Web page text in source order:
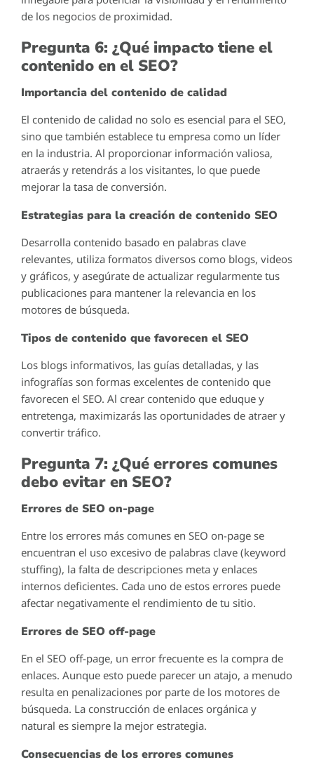
de los negocios de proximidad.
Pregunta 6: ¿Qué impacto tiene el
contenido en el SEO?
Importancia del contenido de calidad
El contenido de calidad no solo es esencial para el SEO,
sino que también establece tu empresa como un líder
en la industria. Al proporcionar información valiosa,
atraerás y retendrás a los visitantes, lo que puede
mejorar la tasa de conversión.
Estrategias para la creación de contenido SEO
Desarrolla contenido basado en palabras clave
relevantes, utiliza formatos diversos como blogs, videos
y gráficos, y asegúrate de actualizar regularmente tus
publicaciones para mantener la relevancia en los
motores de búsqueda.
Tipos de contenido que favorecen el SEO
Los blogs informativos, las guías detalladas, y las
infografías son formas excelentes de contenido que
favorecen el SEO. Al crear contenido que eduque y
entretenga, maximizarás las oportunidades de atraer y
convertir tráfico.
Pregunta 7: ¿Qué errores comunes
debo evitar en SEO?
Errores de SEO on-page
Entre los errores más comunes en SEO on-page se
encuentran el uso excesivo de palabras clave (keyword
stuffing), la falta de descripciones meta y enlaces
internos deficientes. Cada uno de estos errores puede
afectar negativamente el rendimiento de tu sitio.
Errores de SEO off-page
En el SEO off-page, un error frecuente es la compra de
enlaces. Aunque esto puede parecer un atajo, a menudo
resulta en penalizaciones por parte de los motores de
búsqueda. La construcción de enlaces orgánica y
natural es siempre la mejor estrategia.
Consecuencias de los errores comunes